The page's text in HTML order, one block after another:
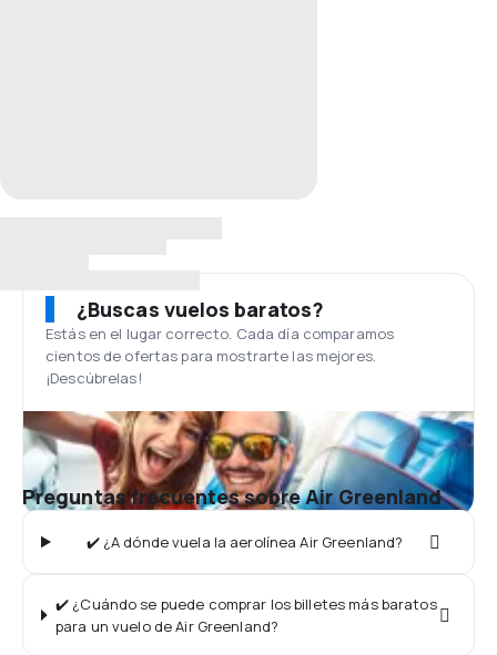
¿Buscas vuelos baratos?
Estás en el lugar correcto. Cada día comparamos
cientos de ofertas para mostrarte las mejores.
¡Descúbrelas!
Preguntas frecuentes sobre Air Greenland
✔️ ¿A dónde vuela la aerolínea Air Greenland?
✔️ ¿Cuándo se puede comprar los billetes más baratos
para un vuelo de Air Greenland?